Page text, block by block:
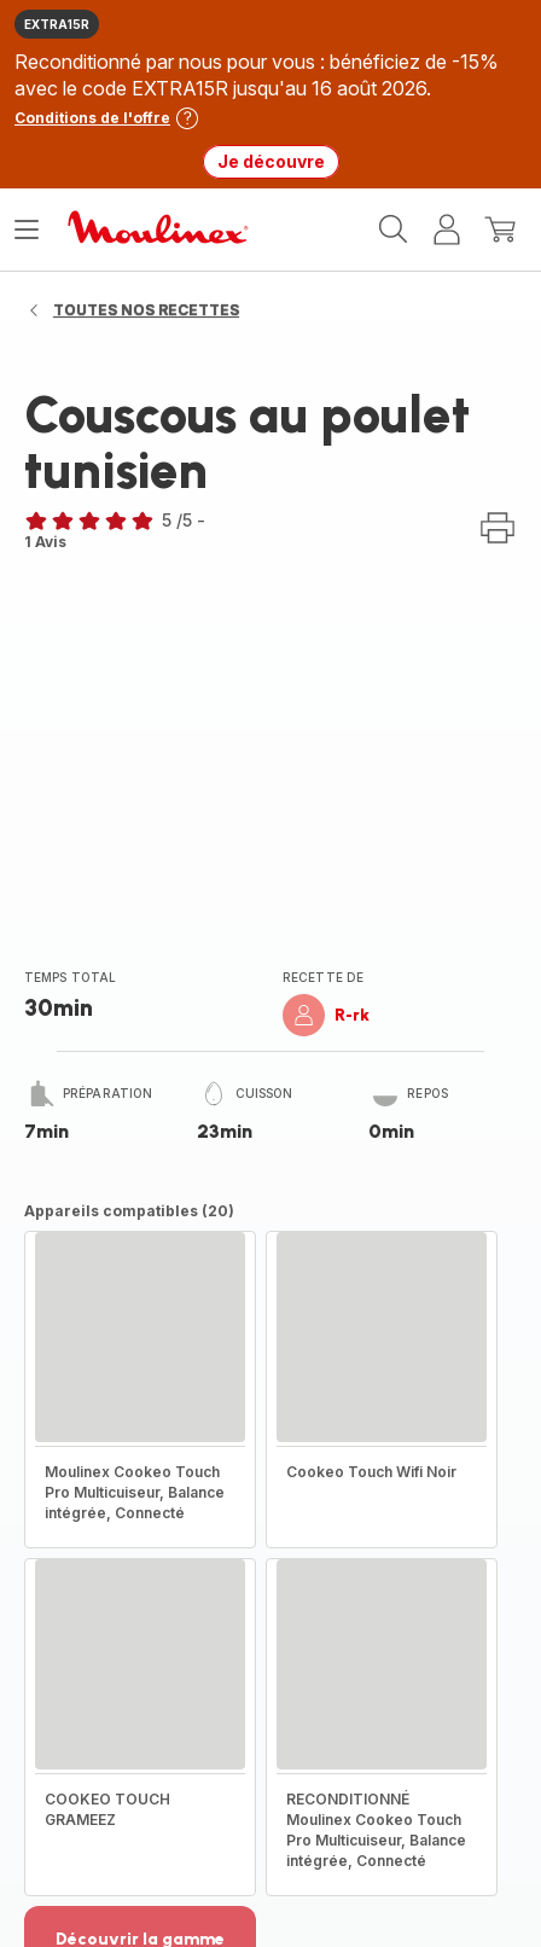
EXTRA15R
Reconditionné par nous pour vous : bénéficiez de -15%
avec le code EXTRA15R jusqu'au 16 août 2026.
Conditions de l'offre
Je découvre
MonMon
Ouvrir
TOUTES NOS RECETTES
Couscous au poulet
tunisien
Avis
5 /5 -
1 Avis
TEMPS TOTAL
30min
RECETTE DE
R-rk
PRÉPARATION
7min
CUISSON
23min
REPOS
0min
Appareils compatibles (20)
Moulinex Cookeo Touch
Pro Multicuiseur, Balance
intégrée, Connecté
Cookeo Touch Wifi Noir
COOKEO TOUCH
GRAMEEZ
RECONDITIONNÉ
Moulinex Cookeo Touch
Pro Multicuiseur, Balance
intégrée, Connecté
Découvrir la gamme